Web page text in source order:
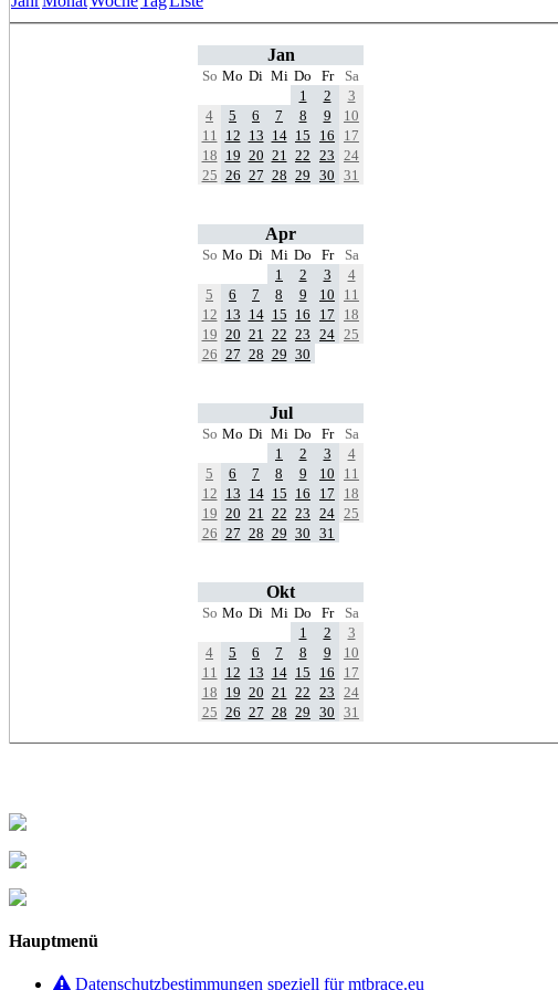
Jan
So Mo Di Mi Do Fr
Sa
1
2
3
4
5 6 7 8 9
10
11
12 13 14 15 16
17
18 19 20 21 22 23
24
25 26 27 28 29 30 31
Apr
So Mo Di Mi Do Fr
Sa
1
2 3
4
5
6 7 8 9 10
11
12 13 14 15 16 17
18
19 20 21 22 23 24 25
26 27 28 29 30
Jul
So Mo Di Mi Do Fr
Sa
1
2 3
4
5
6 7 8 9 10
11
12 13 14 15 16 17
18
19 20 21 22 23 24 25
26 27 28 29 30 31
Okt
So Mo Di Mi Do Fr
Sa
1
2
3
4
5 6 7 8 9
10
11
12 13 14 15 16
17
18 19 20 21 22 23
24
25 26 27 28 29 30 31
Hauptmenü
Datenschutzbestimmungen speziell für mtbrace.eu